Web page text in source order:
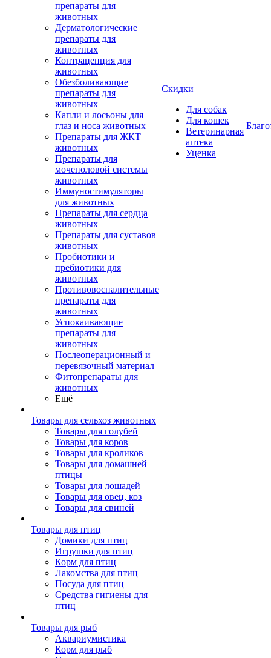
препараты для
животных
Дерматологические
препараты для
животных
Контрацепция для
животных
Обезболивающие
препараты для
животных
Капли и лосьоны для
глаз и носа животных
Препараты для ЖКТ
животных
Препараты для
мочеполовой системы
животных
Иммуностимуляторы
для животных
Препараты для сердца
животных
Препараты для суставов
животных
Пробиотики и
пребиотики для
животных
Противовоспалительные
препараты для
животных
Успокаивающие
препараты для
животных
Послеоперационный и
перевязочный материал
Фитопрепараты для
животных
Ещё
Товары для сельхоз животных
Товары для голубей
Товары для коров
Товары для кроликов
Товары для домашней
птицы
Товары для лошадей
Товары для овец, коз
Товары для свиней
Товары для птиц
Домики для птиц
Игрушки для птиц
Корм для птиц
Лакомства для птиц
Посуда для птиц
Средства гигиены для
птиц
Товары для рыб
Аквариумистика
Корм для рыб
Скидки
Для собак
Для кошек
Ветеринарная
аптека
Уценка